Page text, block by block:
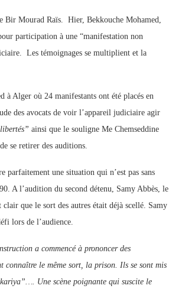
Bir Mourad Raïs. Hier, Bekkouche Mohamed,
participation à une “manifestation non
Les témoignages se multiplient et la
à Alger où 24 manifestants ont été placés en
des avocats de voir l’appareil judiciaire agir
ainsi que le souligne Me Chemseddine
se retirer des auditions.
parfaitement une situation qui n’est pas sans
A l’audition du second détenu, Samy Abbès, le
que le sort des autres était déjà scellé. Samy
lors de l’audience.
a commencé à prononcer des
connaître le même sort, la prison. Ils se sont mis
Une scène poignante qui suscite le